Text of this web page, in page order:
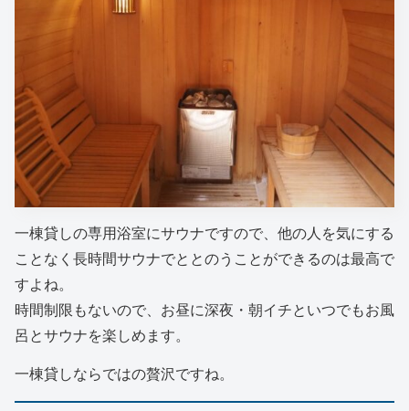
一棟貸しの専用浴室にサウナですので、他の人を気にする
ことなく長時間サウナでととのうことができるのは最高で
すよね。
時間制限もないので、お昼に深夜・朝イチといつでもお風
呂とサウナを楽しめます。
一棟貸しならではの贅沢ですね。